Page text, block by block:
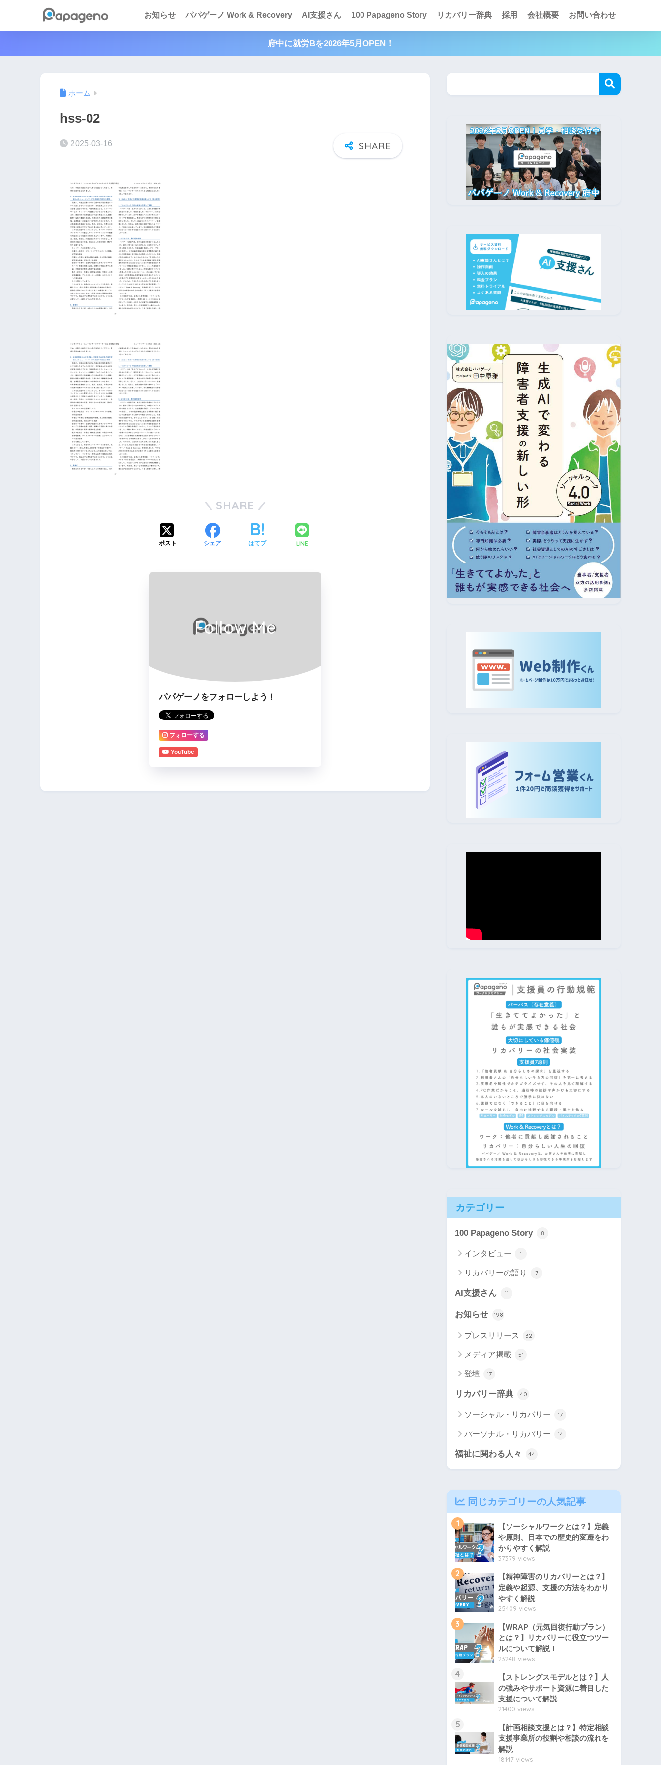
お知らせ パパゲーノ Work & Recovery AI支援さん 100 Papageno Story リカバリー辞典 採用 会社概要 お問い合わせ
府中に就労Bを2026年5月OPEN！
ホーム
hss-02
2025-03-16
SHARE
ポスト シェア はてブ LINE
Follow Me
パパゲーノをフォローしよう！
フォローする
YouTube
カテゴリー
100 Papageno Story 8
インタビュー 1
リカバリーの語り 7
AI支援さん 11
お知らせ 198
プレスリリース 32
メディア掲載 51
登壇 17
リカバリー辞典 40
ソーシャル・リカバリー 17
パーソナル・リカバリー 14
福祉に関わる人々 44
同じカテゴリーの人気記事
1
【ソーシャルワークとは？】定義
や原則、日本での歴史的変遷をわ
かりやすく解説
37379 views
2
【精神障害のリカバリーとは？】
定義や起源、支援の方法をわかり
やすく解説
25409 views
3
【WRAP（元気回復行動プラン）
とは？】リカバリーに役立つツー
ルについて解説！
23248 views
4
【ストレングスモデルとは？】人
の強みやサポート資源に着目した
支援について解説
21400 views
5
【計画相談支援とは？】特定相談
支援事業所の役割や相談の流れを
解説
18147 views